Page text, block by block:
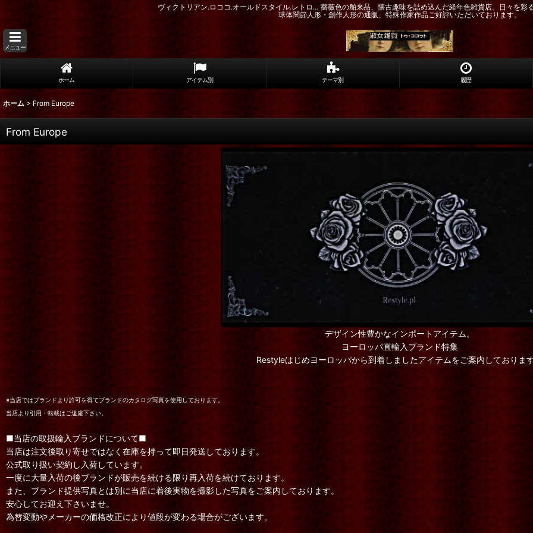
ヴィクトリアン.ロココ.オールドスタイル.レトロ… 薔薇色の舶来品、懐古趣味を詰め込んだ経年色雑貨店。日々を彩
球体関節人形・創作人形の通販、特殊作家作品ご好評いただいております。
メニュー
ホーム アイテム別 テーマ別 履歴
ホーム > From Europe
From Europe
デザイン性豊かなインポートアイテム。
ヨーロッパ直輸入ブランド特集
Restyleはじめヨーロッパから到着しましたアイテムをご案内しておりま
※当店ではブランドより許可を得てブランドのカタログ写真を使用しております。
当店より引用・転載はご遠慮下さい。
■当店の取扱輸入ブランドについて■
当店は注文後取り寄せではなく在庫を持って即日発送しております。
公式取り扱い契約し入荷しています。
一度に大量入荷の後ブランドが販売を続ける限り再入荷を続けております。
また、ブランド提供写真とは別に当店に着後実物を撮影した写真をご案内しております。
安心してお迎え下さいませ。
為替変動やメーカーの価格改正により値段が変わる場合がございます。